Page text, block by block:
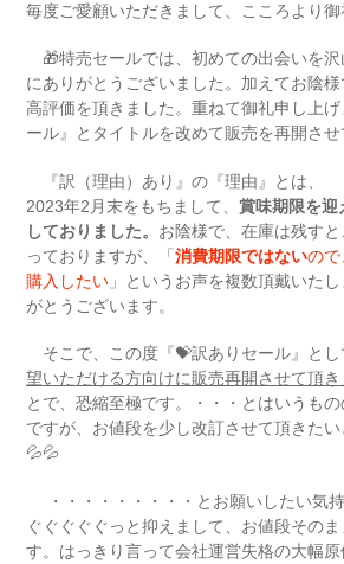
毎度ご愛顧いただきまして、こころより御
🎁特売セールでは、初めての出会いを沢
にありがとうございました。加えてお陰
高評価を頂きました。重ねて御礼申し上
ール』とタイトルを改めて販売を再開させ
『訳（理由）あり』の『理由』とは、
2023年2月末をもちまして、 賞味期限を迎
しておりました。 お陰様で、在庫は残す
っておりますが、「 消費期限ではないので
購入したい 」というお声を複数頂戴いた
がとうございます。
そこで、この度『💝訳ありセール』とし
望いただける方向けに販売再開させて頂き
とで、恐縮至極です。・・・とはいうも
ですが、お値段を少し改訂させて頂きた
💦💦
・・・・・・・・・とお願いしたい気
ぐぐぐぐぐっと抑えまして、お値段その
す。はっきり言って会社運営失格の大幅原